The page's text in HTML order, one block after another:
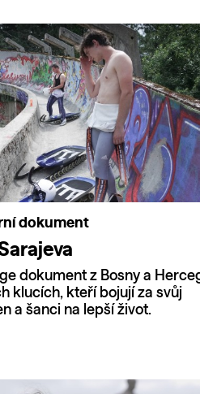
dokument
dokument z Bosny a
klucích, kteří bojují za svůj
a šanci na lepší život.